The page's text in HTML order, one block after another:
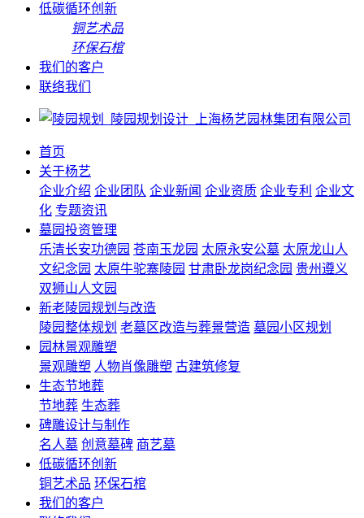
低碳循环创新
铜艺术品
环保石棺
我们的客户
联络我们
首页
关于杨艺
企业介绍 企业团队 企业新闻 企业资质 企业专利 企业文
化 专题资讯
墓园投资管理
乐清长安功德园 苍南玉龙园 太原永安公墓 太原龙山人
文纪念园 太原牛驼寨陵园 甘肃卧龙岗纪念园 贵州遵义
双狮山人文园
新老陵园规划与改造
陵园整体规划 老墓区改造与葬景营造 墓园小区规划
园林景观雕塑
景观雕塑 人物肖像雕塑 古建筑修复
生态节地葬
节地葬 生态葬
碑雕设计与制作
名人墓 创意墓碑 商艺墓
低碳循环创新
铜艺术品 环保石棺
我们的客户